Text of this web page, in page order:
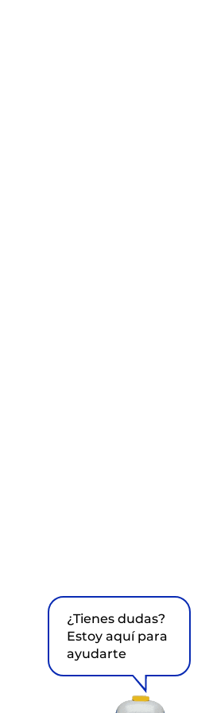
¿Tienes dudas?
Estoy aquí para
ayudarte